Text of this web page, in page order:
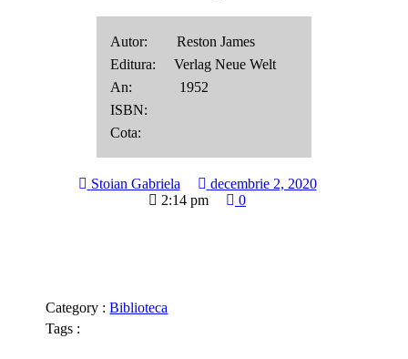
Autor: Reston James
Editura: Verlag Neue Welt
An: 1952
ISBN:
Cota:
Stoian Gabriela
decembrie 2, 2020
2:14 pm
0
Category : Biblioteca
Tags :